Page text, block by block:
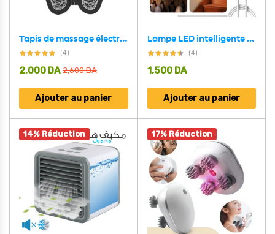
Tapis de massage électrique des pieds EMS Technologie Physiothérapie
(4)
2,600DA
2,000 DA
Ajouter au panier
Lampe LED intelligente à capteur de mouvement sans fil Rechargeable
(4)
1,500 DA
Ajouter au panier
14% Réduction 17% Réduction